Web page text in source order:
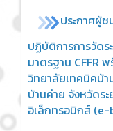
ประกาศผู้ช
ปฏิบัติการการวัด
มาตรฐาน CFFR
วิทยาลัยเทคนิคบ้า
บ้านค่าย จังหวัดร
อิเล็กทรอนิกส์